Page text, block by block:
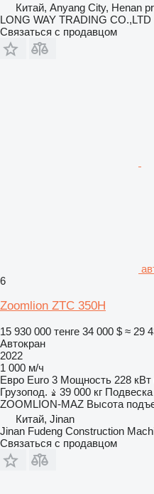
Китай, Anyang City, Henan
LONG WAY TRADING CO.,LTD
Связаться с продавцом
6
Zoomlion ZTC 350H
15 930 000 тенге 34 000 $ ≈ 29
Автокран
2022
1 000 м/ч
Евро Euro 3 Мощность 228
Грузопод.
39 000 кг Подвеска
ZOOMLION-MAZ Высота
Китай, Jinan
Jinan Fudeng Construction
Связаться с продавцом